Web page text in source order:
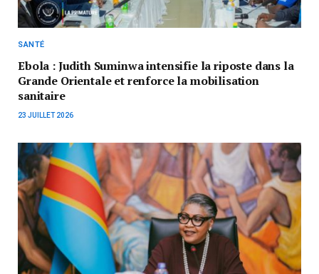
SANTÉ
Ebola : Judith Suminwa intensifie la riposte dans la
Grande Orientale et renforce la mobilisation
sanitaire
23 JUILLET 2026